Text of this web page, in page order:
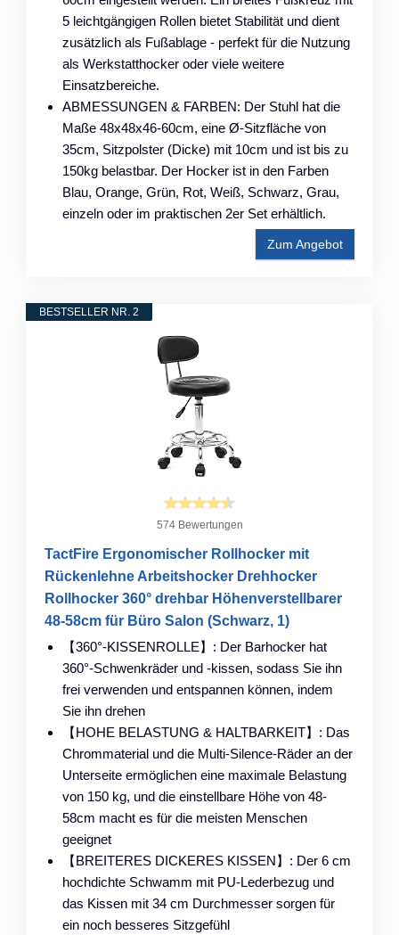
5 leichtgängigen Rollen bietet Stabilität und dient
zusätzlich als Fußablage - perfekt für die Nutzung
als Werkstatthocker oder viele weitere
Einsatzbereiche.
ABMESSUNGEN & FARBEN: Der Stuhl hat die
Maße 48x48x46-60cm, eine Ø-Sitzfläche von
35cm, Sitzpolster (Dicke) mit 10cm und ist bis zu
150kg belastbar. Der Hocker ist in den Farben
Blau, Orange, Grün, Rot, Weiß, Schwarz, Grau,
einzeln oder im praktischen 2er Set erhältlich.
Zum Angebot
BESTSELLER NR. 2
574 Bewertungen
TactFire Ergonomischer Rollhocker mit
Rückenlehne Arbeitshocker Drehhocker
Rollhocker 360° drehbar Höhenverstellbarer
48-58cm für Büro Salon (Schwarz, 1)
【360°-KISSENROLLE】: Der Barhocker hat
360°-Schwenkräder und -kissen, sodass Sie ihn
frei verwenden und entspannen können, indem
Sie ihn drehen
【HOHE BELASTUNG & HALTBARKEIT】: Das
Chrommaterial und die Multi-Silence-Räder an der
Unterseite ermöglichen eine maximale Belastung
von 150 kg, und die einstellbare Höhe von 48-
58cm macht es für die meisten Menschen
geeignet
【BREITERES DICKERES KISSEN】: Der 6 cm
hochdichte Schwamm mit PU-Lederbezug und
das Kissen mit 34 cm Durchmesser sorgen für
ein noch besseres Sitzgefühl